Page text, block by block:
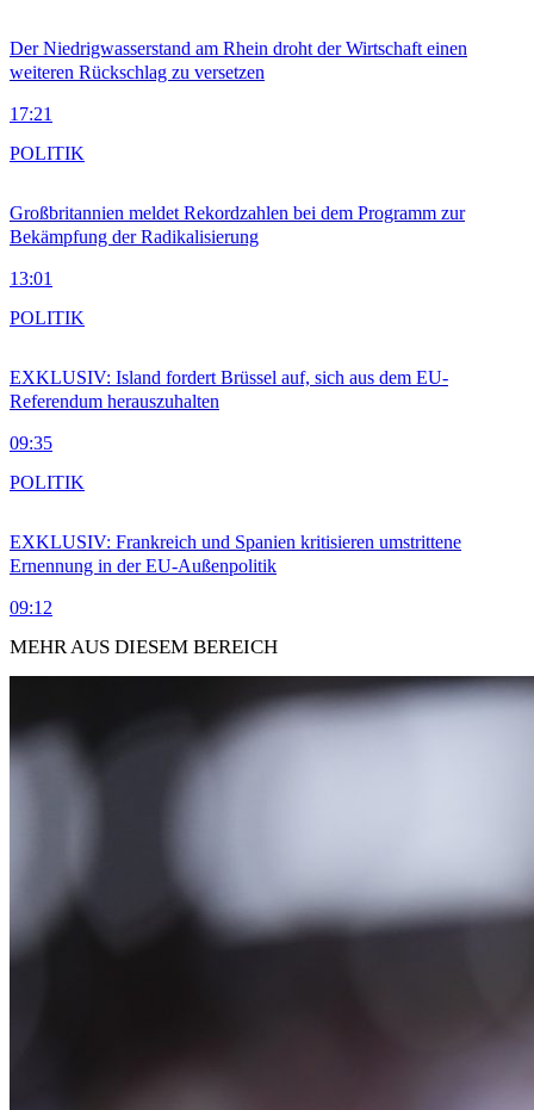
Der Niedrigwasserstand am Rhein droht der Wirtschaft einen
weiteren Rückschlag zu versetzen
17:21
Großbritannien meldet Rekordzahlen bei dem Programm zur
Bekämpfung der Radikalisierung
13:01
POLITIK
EXKLUSIV: Island fordert Brüssel auf, sich aus dem EU-
Referendum herauszuhalten
09:35
POLITIK
EXKLUSIV: Frankreich und Spanien kritisieren umstrittene
Ernennung in der EU-Außenpolitik
09:12
POLITIK
MEHR AUS DIESEM BEREICH